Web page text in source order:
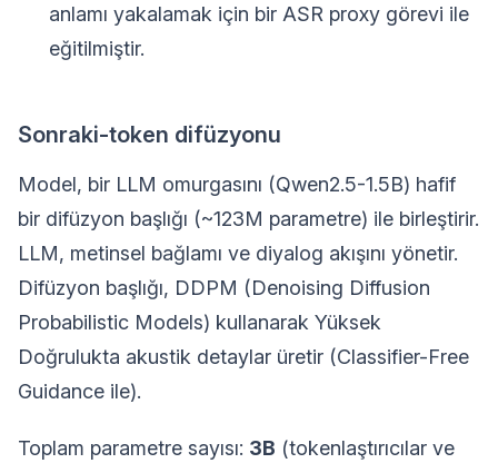
anlamı yakalamak için bir ASR proxy görevi ile
eğitilmiştir.
Sonraki-token difüzyonu
Model, bir LLM omurgasını (Qwen2.5-1.5B) hafif
bir difüzyon başlığı (~123M parametre) ile birleştirir.
LLM, metinsel bağlamı ve diyalog akışını yönetir.
Difüzyon başlığı, DDPM (Denoising Diffusion
Probabilistic Models) kullanarak Yüksek
Doğrulukta akustik detaylar üretir (Classifier-Free
Guidance ile).
Toplam parametre sayısı: 3B (tokenlaştırıcılar ve